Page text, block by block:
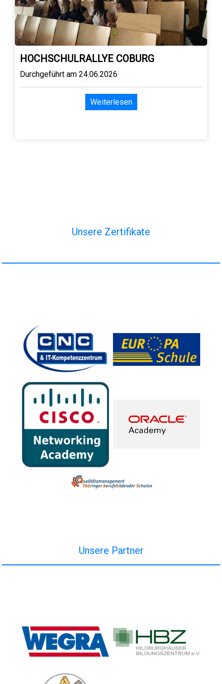
HOCHSCHULRALLYE COBURG
Durchgeführt am 24.06.2026
Weiterlesen
Unsere Zertifikate
Unsere Partner